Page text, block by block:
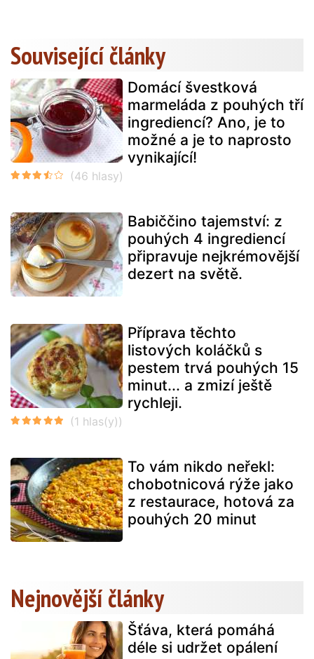
Související články
Domácí švestková
marmeláda z pouhých tří
ingrediencí? Ano, je to
možné a je to naprosto
vynikající!
Babiččino tajemství: z
pouhých 4 ingrediencí
připravuje nejkrémovější
dezert na světě.
Příprava těchto
listových koláčků s
pestem trvá pouhých 15
minut... a zmizí ještě
rychleji.
To vám nikdo neřekl:
chobotnicová rýže jako
z restaurace, hotová za
pouhých 20 minut
Nejnovější články
Šťáva, která pomáhá
déle si udržet opálení